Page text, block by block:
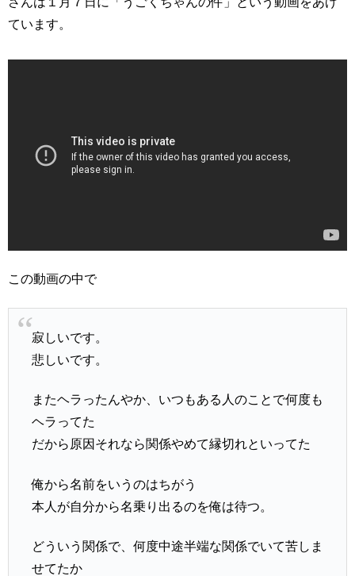
ています。
この動画の中で
寂しいです。
悲しいです。
またヘラったんやか、いつもある人のことで何度も
ヘラってた
だから原因それなら関係やめて縁切れといってた
俺から名前をいうのはちがう
本人が自分から名乗り出るのを俺は待つ。
どういう関係で、何度中途半端な関係でいて苦しま
せてたか